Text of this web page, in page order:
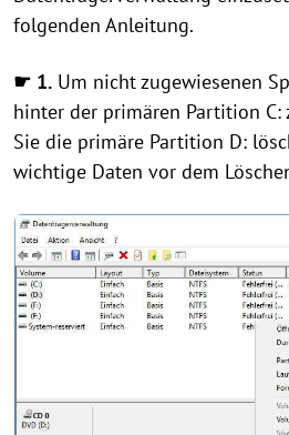
folgenden Anleitung.
☛ 1. Um nicht zugewiesenen
hinter der primären Partition C:
Sie die primäre Partition D:
wichtige Daten vor dem